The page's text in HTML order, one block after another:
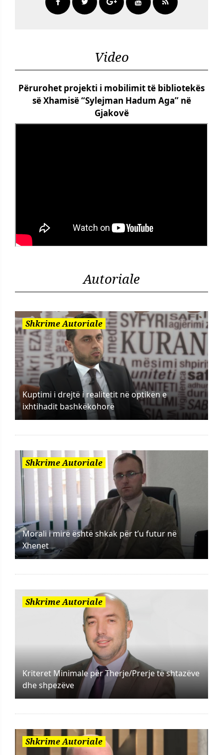
Video
Përurohet projekti i mobilimit të bibliotekës
së Xhamisë “Sylejman Hadum Aga” në
Gjakovë
Autoriale
Shkrime Autoriale
Kuptimi i drejtë i realitetit në optikën e
ixhtihadit bashkëkohorë
Shkrime Autoriale
Morali i mirë është shkak për t’u futur në
Xhenet
Shkrime Autoriale
Kriteret Minimale për Therje/Prerje të shtazëve
dhe shpezëve
Shkrime Autoriale